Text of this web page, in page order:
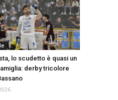
lo scudetto è quasi un
derby tricolore